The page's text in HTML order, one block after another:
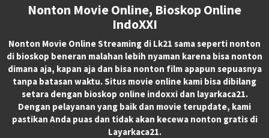
Nonton Movie Online, Bioskop Online
IndoXXI
Nonton Movie Online Streaming di Lk21 sama seperti nonton
di bioskop beneran malahan lebih nyaman karena bisa nonton
dimana aja, kapan aja dan bisa nonton film apapun sepuasnya
tanpa batasan waktu. Situs movie online kami bisa dibilang
setara dengan bioskop online indoxxi dan layarkaca21.
Dengan pelayanan yang baik dan movie terupdate, kami
pastikan Anda puas dan tidak akan kecewa nonton gratis di
Layarkaca21.